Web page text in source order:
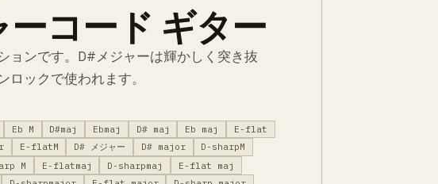
コード ギター
ョンです。D#メジャーは輝かしく突き抜
ックで使われます。
Eb M D#maj Ebmaj D# maj Eb maj
E-flat
E-flatM D# メジャー D# major
D-sharpM
M E-flatmaj D-sharpmaj
E-flat maj